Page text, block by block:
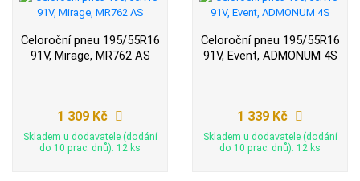
Celoroční pneu 195/55R16
91V, Mirage, MR762 AS
1 309 Kč
Skladem u dodavatele (dodání
do 10 prac. dnů): 12 ks
Celoroční pneu 195/55R16
91V, Event, ADMONUM 4S
1 339 Kč
Skladem u dodavatele (dodání
do 10 prac. dnů): 12 ks